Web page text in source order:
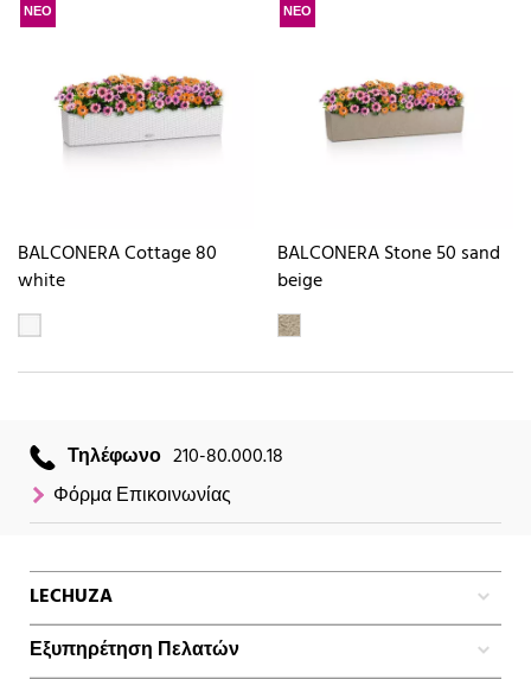
ΝΕΟ
BALCONERA Cottage 80
white
ΝΕΟ
BALCONERA Stone 50 sand
beige
Τηλέφωνο 210-80.000.18
Φόρμα Επικοινωνίας
LECHUZA
Εξυπηρέτηση Πελατών